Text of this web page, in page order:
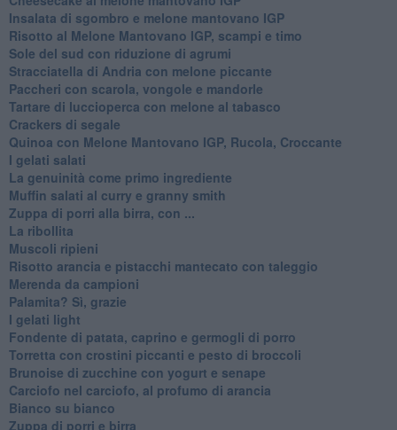
Insalata di sgombro e melone mantovano IGP
Risotto al Melone Mantovano IGP, scampi e timo
Sole del sud con riduzione di agrumi
Stracciatella di Andria con melone piccante
Paccheri con scarola, vongole e mandorle
Tartare di luccioperca con melone al tabasco
Crackers di segale
Quinoa con Melone Mantovano IGP, Rucola, Croccante
I gelati salati
La genuinità come primo ingrediente
Muffin salati al curry e granny smith
Zuppa di porri alla birra, con ...
La ribollita
Muscoli ripieni
Risotto arancia e pistacchi mantecato con taleggio
Merenda da campioni
Palamita? Sì, grazie
I gelati light
Fondente di patata, caprino e germogli di porro
Torretta con crostini piccanti e pesto di broccoli
Brunoise di zucchine con yogurt e senape
Carciofo nel carciofo, al profumo di arancia
Bianco su bianco
Zuppa di porri e birra